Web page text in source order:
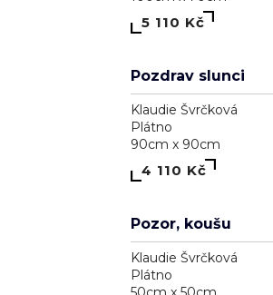
Klaudie Švrčková
Plátno
90cm x 90cm